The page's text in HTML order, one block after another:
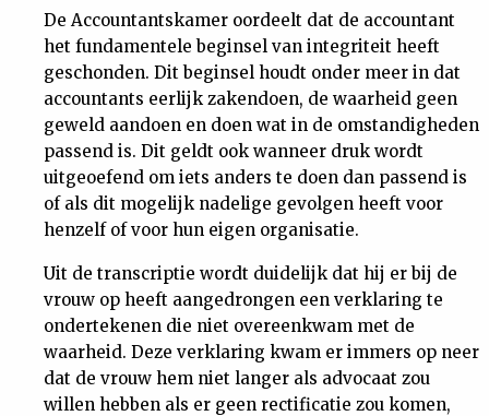
De Accountantskamer oordeelt dat de accountant
het fundamentele beginsel van integriteit heeft
geschonden. Dit beginsel houdt onder meer in dat
accountants eerlijk zakendoen, de waarheid geen
geweld aandoen en doen wat in de omstandigheden
passend is. Dit geldt ook wanneer druk wordt
uitgeoefend om iets anders te doen dan passend is
of als dit mogelijk nadelige gevolgen heeft voor
henzelf of voor hun eigen organisatie.
Uit de transcriptie wordt duidelijk dat hij er bij de
vrouw op heeft aangedrongen een verklaring te
ondertekenen die niet overeenkwam met de
waarheid. Deze verklaring kwam er immers op neer
dat de vrouw hem niet langer als advocaat zou
willen hebben als er geen rectificatie zou komen,